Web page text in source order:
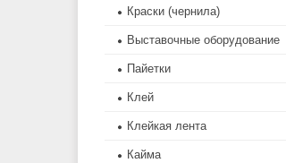
Краски (чернила)
Выставочные оборудование
Пайетки
Клей
Клейкая лента
Кайма